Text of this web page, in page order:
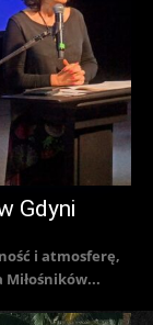
Gdyni
i atmosferę,
Miłośników...